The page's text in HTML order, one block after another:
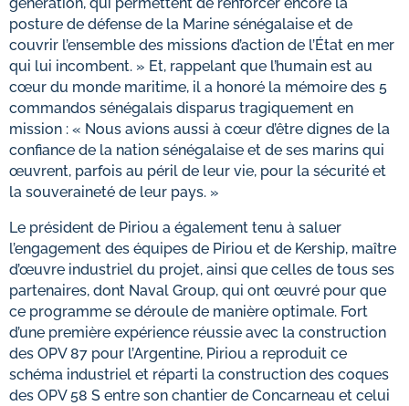
génération, qui permettent de renforcer encore la
posture de défense de la Marine sénégalaise et de
couvrir l’ensemble des missions d’action de l’État en mer
qui lui incombent. » Et, rappelant que l’humain est au
cœur du monde maritime, il a honoré la mémoire des 5
commandos sénégalais disparus tragiquement en
mission : « Nous avions aussi à cœur d’être dignes de la
confiance de la nation sénégalaise et de ses marins qui
œuvrent, parfois au péril de leur vie, pour la sécurité et
la souveraineté de leur pays. »
Le président de Piriou a également tenu à saluer
l’engagement des équipes de Piriou et de Kership, maître
d’œuvre industriel du projet, ainsi que celles de tous ses
partenaires, dont Naval Group, qui ont œuvré pour que
ce programme se déroule de manière optimale. Fort
d’une première expérience réussie avec la construction
des OPV 87 pour l’Argentine, Piriou a reproduit ce
schéma industriel et réparti la construction des coques
des OPV 58 S entre son chantier de Concarneau et celui